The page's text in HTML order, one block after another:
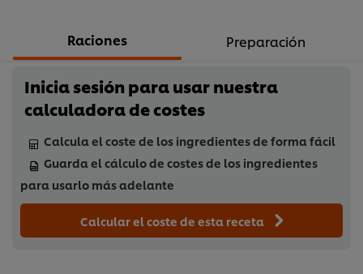
5
1
calificaciones.
Raciones Preparación
Inicia sesión para usar nuestra
calculadora de costes
Calcula el coste de los ingredientes de forma fácil
Guarda el cálculo de costes de los ingredientes
para usarlo más adelante
Calcular el coste de esta receta